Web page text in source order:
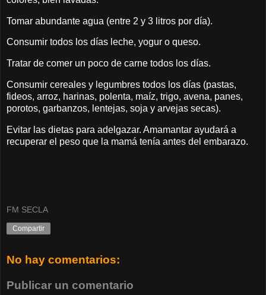
Tomar abundante agua (entre 2 y 3 litros por día).
Consumir todos los días leche, yogur o queso.
Tratar de comer un poco de carne todos los días.
Consumir cereales y legumbres todos los días (pastas,
fideos, arroz, harinas, polenta, maíz, trigo, avena, panes,
porotos, garbanzos, lentejas, soja y arvejas secas).
Evitar las dietas para adelgazar. Amamantar ayudará a
recuperar el peso que la mamá tenía antes del embarazo.
FM SECLA
Compartir
No hay comentarios:
Publicar un comentario